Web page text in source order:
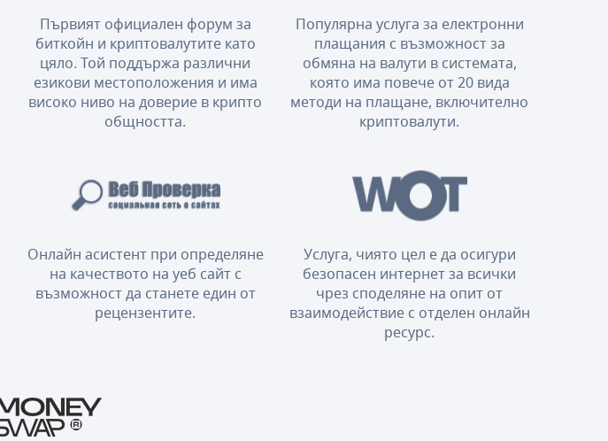
Първият официален форум за
биткойн и криптовалутите като
цяло. Той поддържа различни
езикови местоположения и има
високо ниво на доверие в крипто
общността.
Популярна услуга за електронни
плащания с възможност за
обмяна на валути в системата,
която има повече от 20 вида
методи на плащане, включително
криптовалути.
Онлайн асистент при определяне
на качеството на уеб сайт с
възможност да станете един от
рецензентите.
Услуга, чиято цел е да осигури
безопасен интернет за всички
чрез споделяне на опит от
взаимодействие с отделен онлайн
ресурс.